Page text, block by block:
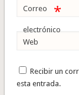
Correo
electrónico
*
Web
Recibir un
esta entrada.